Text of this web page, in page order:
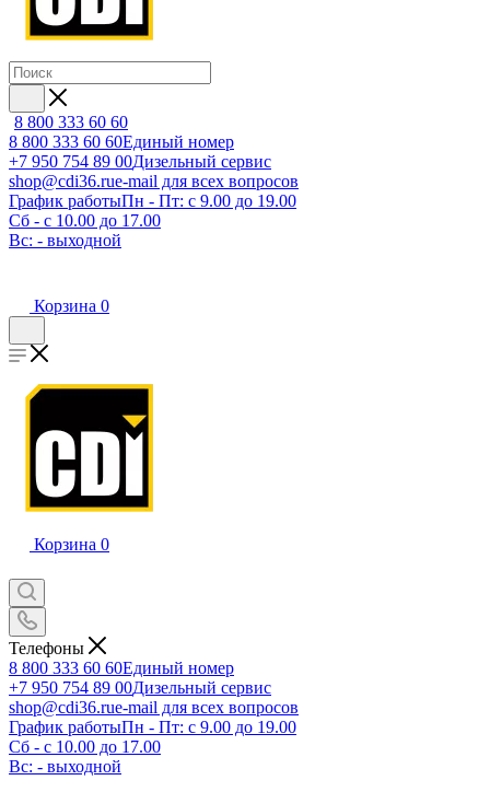
8 800 333 60 60
8 800 333 60 60Единый номер
+7 950 754 89 00Дизельный сервис
shop@cdi36.rue-mail для всех вопросов
График работыПн - Пт: с 9.00 до 19.00
Сб - с 10.00 до 17.00
Вс: - выходной
Корзина 0
Корзина 0
Телефоны
8 800 333 60 60Единый номер
+7 950 754 89 00Дизельный сервис
shop@cdi36.rue-mail для всех вопросов
График работыПн - Пт: с 9.00 до 19.00
Сб - с 10.00 до 17.00
Вс: - выходной